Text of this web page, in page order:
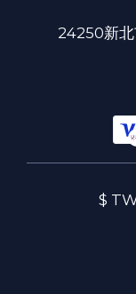
24250新北
$